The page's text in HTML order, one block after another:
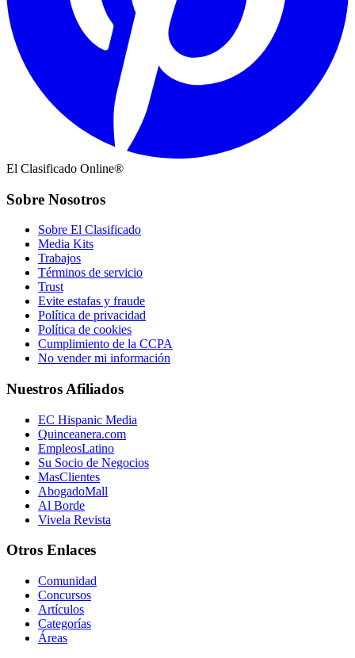
El Clasificado Online®
Sobre Nosotros
Sobre El Clasificado
Media Kits
Trabajos
Términos de servicio
Trust
Evite estafas y fraude
Política de privacidad
Política de cookies
Cumplimiento de la CCPA
No vender mi información
Nuestros Afiliados
EC Hispanic Media
Quinceanera.com
EmpleosLatino
Su Socio de Negocios
MasClientes
AbogadoMall
Al Borde
Vivela Revista
Otros Enlaces
Comunidad
Concursos
Artículos
Categorías
Áreas